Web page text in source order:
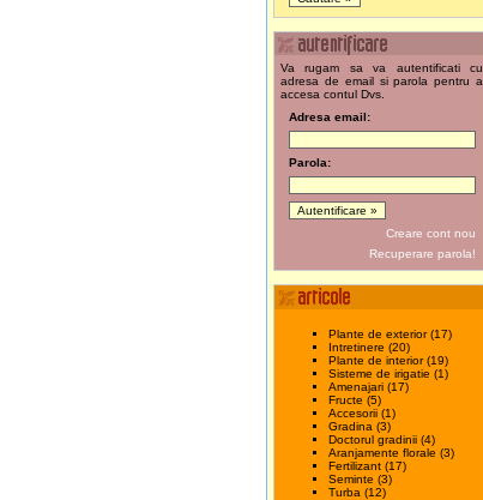
Va rugam sa va autentificati cu
adresa de email si parola pentru a
accesa contul Dvs.
Adresa email:
Parola:
Creare cont nou
Recuperare parola!
Plante de exterior (17)
Intretinere (20)
Plante de interior (19)
Sisteme de irigatie (1)
Amenajari (17)
Fructe (5)
Accesorii (1)
Gradina (3)
Doctorul gradinii (4)
Aranjamente florale (3)
Fertilizant (17)
Seminte (3)
Turba (12)